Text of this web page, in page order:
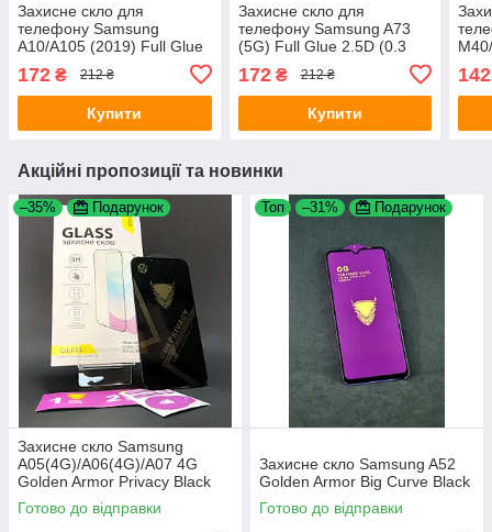
Захисне скло для
телефону Samsung
A10/A105 (2019) Full Glue
2.5 D (0.3 mm) Black 4you
172 ₴ 212 ₴
Купити
Захисне скло для
телефону Samsung A73
(5G) Full Glue 2.5D (0.3
172₴ 212 ₴
Купити
142
Акційні пропозиції та новинки
–35% Подарунок
Захисне скло Samsung
A05(4G)/A06(4G)/A07 4G
Golden Armor Privacy Black
4you
Готово до відправки
Топ –31% Подарунок
Захисне скло Samsung A52
Golden Armor Big Curve Black
Готово до відправки